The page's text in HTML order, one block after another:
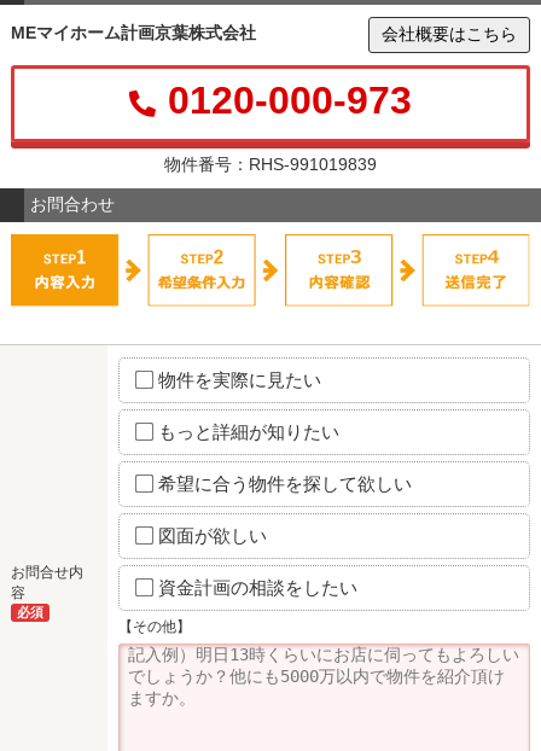
MEマイホーム計画京葉株式会社 会社概要はこちら
0120-000-973
物件番号：RHS-991019839
お問合わせ
お問合せ内
容
必須
物件を実際に見たい
もっと詳細が知りたい
希望に合う物件を探して欲しい
図面が欲しい
資金計画の相談をしたい
【その他】